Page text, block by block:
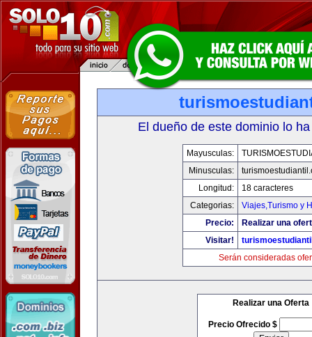
El dueño de este dominio lo
Mayusculas:
Minusculas:
Longitud:
18 caracteres
Categorias:
Viajes,Turismo y
Precio:
Realizar una
Visitar!
Serán consideradas
Realizar una Oferta
Precio Ofrecido $